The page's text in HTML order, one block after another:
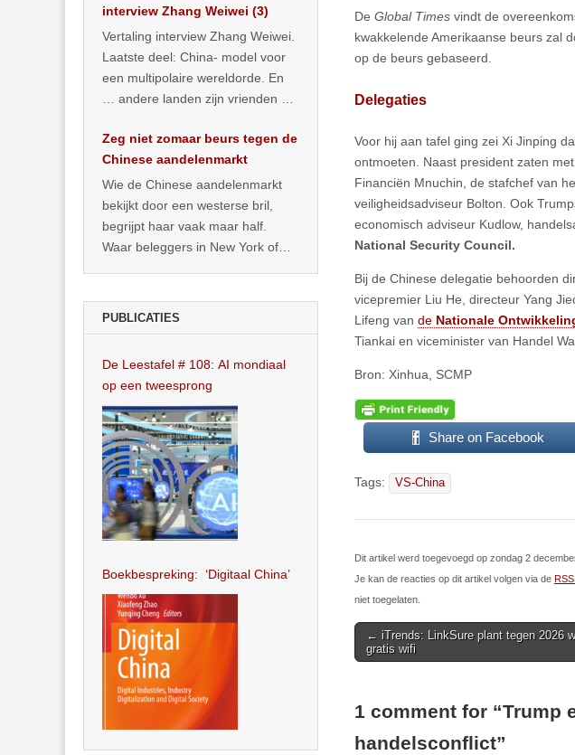
De Global Times vindt de
kwakkelende Amerikaanse beurs zal
op de beurs gebaseerd.
Delegaties
Voor hij aan tafel ging zei Xi Jinping
ontmoeten. Naast president zaten
Financiën Mnuchin, de stafchef van
veiligheidsadviseur Bolton. Ook
economisch adviseur Kudlow,
National Security Council.
Bij de Chinese delegatie behoorden
vicepremier Liu He, directeur Yang
Lifeng van de Nationale
Tiankai en viceminister van Handel
Bron: Xinhua, SCMP
Share on Facebook
Tags: VS-China
Dit artikel werd toegevoegd op zondag 2
Je kan de reacties op dit artikel volgen via de
niet toegelaten.
Post
navigation
← iTrends: LinkSure plant tegen 2026
gratis wifi
1 comment for “Trump
handelsconflict”
interview Zhang Weiwei (3)
Vertaling interview Zhang Weiwei.
Laatste deel: China- model voor
een multipolaire wereldorde. En
… andere landen zijn vrienden of
Zeg niet zomaar beurs tegen de
Chinese aandelenmarkt
Wie de Chinese aandelenmarkt
bekijkt door een westerse bril,
begrijpt haar vaak maar half.
Waar beleggers in New York of
PUBLICATIES
De Leestafel # 108: AI mondiaal
op een tweesprong
Boekbespreking: ‘Digitaal China’